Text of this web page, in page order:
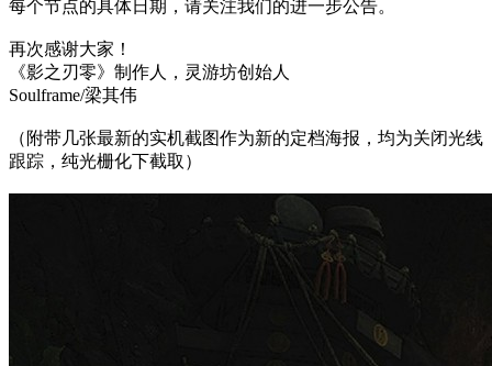
每个节点的具体日期，请关注我们的进一步公告。
再次感谢大家！
《影之刃零》制作人，灵游坊创始人
Soulframe/梁其伟
（附带几张最新的实机截图作为新的定档海报，均为关闭光线
跟踪，纯光栅化下截取）